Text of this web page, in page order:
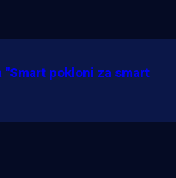
"Smart pokloni za smart